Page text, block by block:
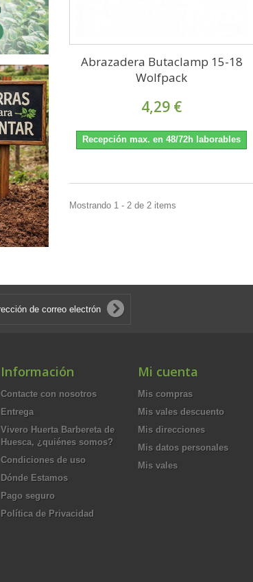
Abrazadera Butaclamp 15-18
Wolfpack
4,29 €
Recepción max. en 48/72h laborables
Mostrando 1 - 2 de 2 items
Información
Contacte con nosotros
Entrega
Vivero Huerta Barbereta de
Huesca, ¿quiénes somos?
Condiciones de uso
Dónde Estamos
Pago seguro
Política de Privacidad
Mi cuenta
Mis compras
Mis vales descuento
Mis direcciones
Mis datos personales
Mis vales